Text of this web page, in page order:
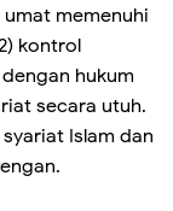
memenuhi
kontrol
hukum
secara utuh.
Islam dan